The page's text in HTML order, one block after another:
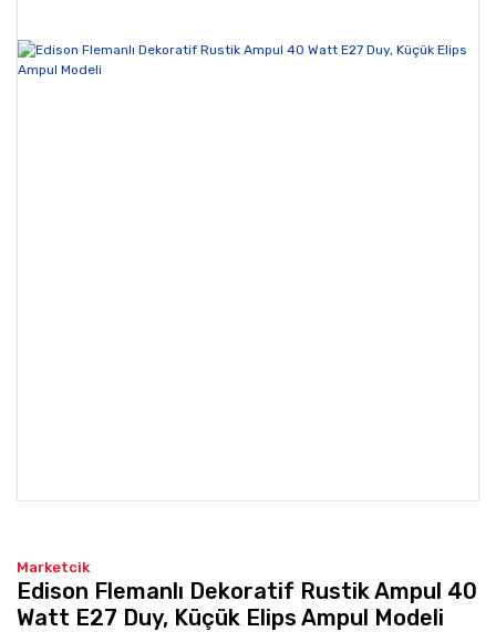
Marketcik
Edison Flemanlı Dekoratif Rustik Ampul 40
Watt E27 Duy, Küçük Elips Ampul Modeli